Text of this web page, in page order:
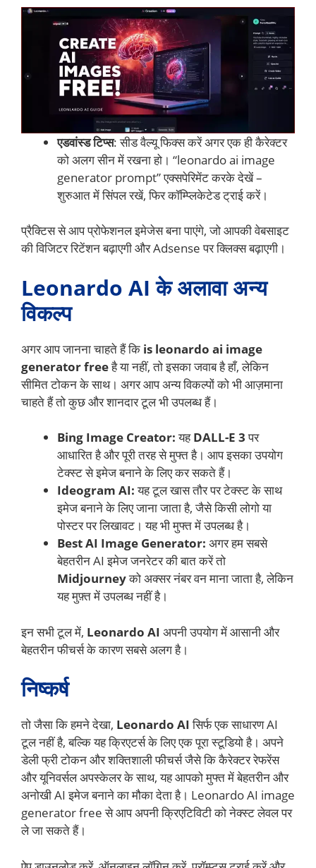
एडवांस्ड टिप्स: सीड वैल्यू फिक्स करें अगर एक ही कैरेक्टर
को अलग सीन में रखना हो। “leonardo ai image
generator prompt” एक्सपेरिमेंट करके देखें –
शुरुआत में सिंपल रखें, फिर कॉम्प्लिकेटेड ट्राई करें।
प्रैक्टिस से आप प्रोफेशनल इमेजेस बना पाएंगे, जो आपकी वेबसाइट
की विजिटर रिटेंशन बढ़ाएगी और Adsense पर क्लिक्स बढ़ाएगी।
Leonardo AI के अलावा अन्य
विकल्प
अगर आप जानना चाहते हैं कि is leonardo ai image
generator freeहै या नहीं, तो इसका जवाब है हाँ, लेकिन
सीमित टोकन के साथ। अगर आप अन्य विकल्पों को भी आज़माना
चाहते हैं तो कुछ और शानदार टूल भी उपलब्ध हैं।
Bing Image Creator:यहDALL-E 3पर
आधारित है और पूरी तरह से मुफ्त है। आप इसका उपयोग
टेक्स्ट से इमेज बनाने के लिए कर सकते हैं।
Ideogram AI:यह टूल खास तौर पर टेक्स्ट के साथ
इमेज बनाने के लिए जाना जाता है, जैसे किसी लोगो या
पोस्टर पर लिखावट। यह भी मुफ्त में उपलब्ध है।
Best AI Image Generator: अगर हम सबसे
बेहतरीन AI इमेज जनरेटर की बात करें तो
Midjourneyको अक्सर नंबर वन माना जाता है, लेकिन
यह मुफ़्त में उपलब्ध नहीं है।
इन सभी टूल में, Leonardo AI अपनी उपयोग में आसानी और
बेहतरीन फीचर्स के कारण सबसे अलग है।
निष्कर्ष
तो जैसा कि हमने देखा, Leonardo AI सिर्फ एक साधारण AI
टूल नहीं है, बल्कि यह क्रिएटर्स के लिए एक पूरा स्टूडियो है। अपने
डेली फ्री टोकन और शक्तिशाली फीचर्स जैसे कि कैरेक्टर रेफरेंस
और यूनिवर्सल अपस्केलर के साथ, यह आपको मुफ्त में बेहतरीन और
अनोखी AI इमेज बनाने का मौका देता है। Leonardo AI image
generator free से आप अपनी क्रिएटिविटी को नेक्स्ट लेवल पर
ले जा सकते हैं।